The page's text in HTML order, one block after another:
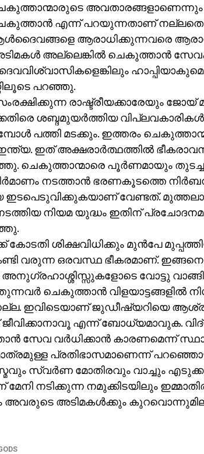
എന്ന് പറയുന്നതാണ്
ആരാധിക്കുന്നവരെ
അല്ലെങ്കില്‍ ചെകുത്താന്‍
പറഞ്ഞു.
രാഷ്ട്രീയക്കാരേയും ജോയ്
ശബ്ദമുയര്‍ത്തിയ വിപ്ലവകാരികള്‍
പത്തി മടക്കും. ഇത്തരം
ഇന്ത്യ. ഇത് അക്ഷരാര്‍ത്ഥത്തില്‍
ചെകുത്താന്മാരെ പൂര്‍ണമായും
നടത്താന്‍ ഭരണകൂടത്തെ
വേണ്ടത്.
നിയമ യുദ്ധം ഇതിന്
ശിക്ഷവിധിക്കും മുന്‍പേ
വരുന്ന ഒരവസ്ഥ ഭീകരമാണ്.
വോട്ടു വാങ്ങി
ചെകുത്താന്‍ വിളയാട്ടങ്ങളില്‍
ഇവിടെയാണ് ജുഡീഷ്യറിയെ
എന്ന് ബോധ്യമാവുക.
സേവ വര്‍ധിക്കാന്‍ കാരണമെന്ന്
പ്രതിഭാസമാണെന്ന്
സ്വര്‍ണ മോതിരവും വാച്ചും
നടിക്കുന്ന നമുക്കിടയിലും
അവരുടെ അടിമകള്‍ക്കും